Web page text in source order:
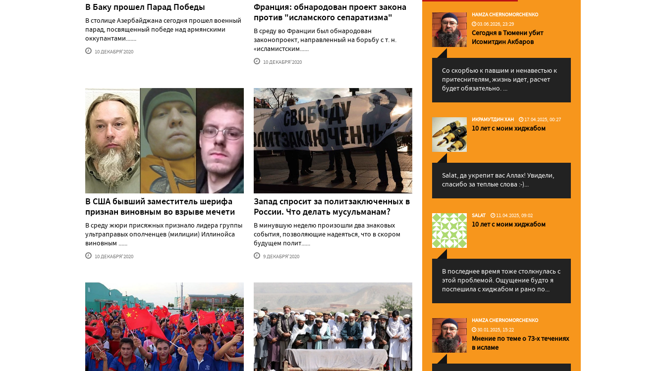
В Баку прошел Парад Победы
В столице Азербайджана сегодня прошел военный
парад, посвященный победе над армянскими
оккупантами.......
10 ДЕКАБРЯ'2020
Франция: обнародован проект закона
против "исламского сепаратизма"
В среду во Франции был обнародован
законопроект, направленный на борьбу с т. н.
«исламистским......
10 ДЕКАБРЯ'2020
В США бывший заместитель шерифа
признан виновным во взрыве мечети
В среду жюри присяжных признало лидера группы
ультраправых ополченцев (милиции) Иллинойса
виновным ......
10 ДЕКАБРЯ'2020
Запад спросит за политзаключенных в
России. Что делать мусульманам?
В минувшую неделю произошли два знаковых
события, позволяющие надеяться, что в скором
будущем полит......
9 ДЕКАБРЯ'2020
HAMZA CHERNOMORCHENKO
03.06.2026, 23:29
Сегодня в Тюмени убит
Исомитдин Акбаров
Со скорбью к павшим и ненавестью к
притеснителям, жизнь идет, расчет
будет обязательно. ...
ИКРАМУТДИН ХАН 17.04.2025, 00:27
10 лет с моим хиджабом
Salat, да укрепит вас Аллаx! Увидели,
спасибо за теплые слова :-)...
SALAT 11.04.2025, 09:02
10 лет с моим хиджабом
В последнее время тоже столкнулась с
этой проблемой. Ощущение будто я
поспешила с хиджабом и рано по...
HAMZA CHERNOMORCHENKO
30.01.2025, 15:22
Мнение по теме о 73-х течениях
в исламе